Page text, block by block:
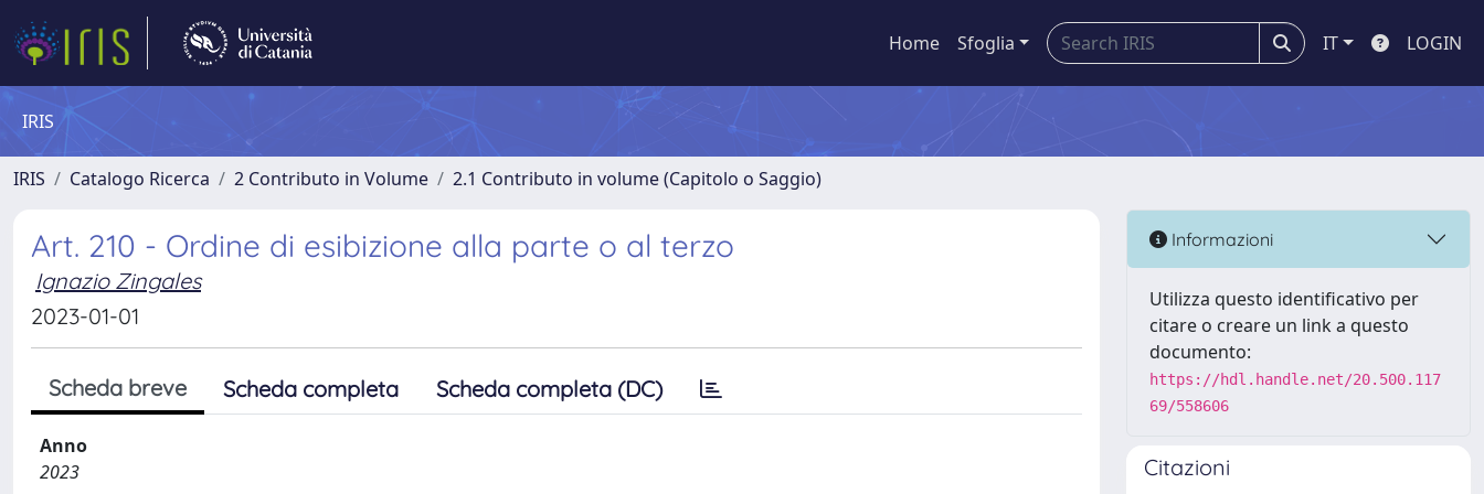
Home Sfoglia IT LOGIN
IRIS
IRIS Catalogo Ricerca 2 Contributo in Volume 2.1 Contributo in volume (Capitolo o Saggio)
Art. 210 - Ordine di esibizione alla parte o al terzo
Ignazio Zingales
2023-01-01
Scheda breve Scheda completa Scheda completa (DC)
Anno
2023
Informazioni
Utilizza questo identificativo per
citare o creare un link a questo
documento:
https://hdl.handle.net/20.500.117
69/558606
Citazioni